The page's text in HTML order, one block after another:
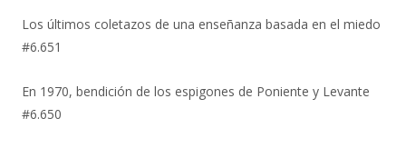
Los últimos coletazos de una enseñanza basada en el miedo
#6.651
En 1970, bendición de los espigones de Poniente y Levante
#6.650